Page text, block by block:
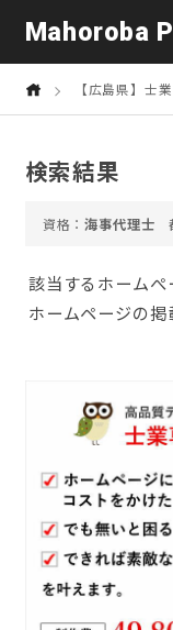
Mahoroba
【広島県】士
検索結果
海事代理士
該当するホーム
ホームページの掲